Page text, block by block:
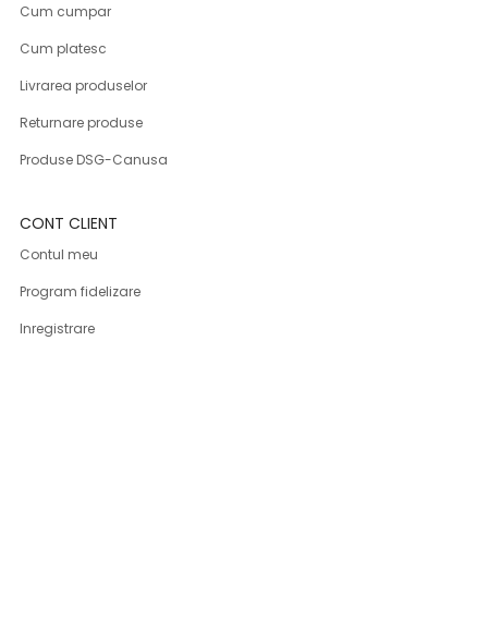
Cum cumpar
Cum platesc
Livrarea produselor
Returnare produse
Produse DSG-Canusa
CONT CLIENT
Contul meu
Program fidelizare
Inregistrare